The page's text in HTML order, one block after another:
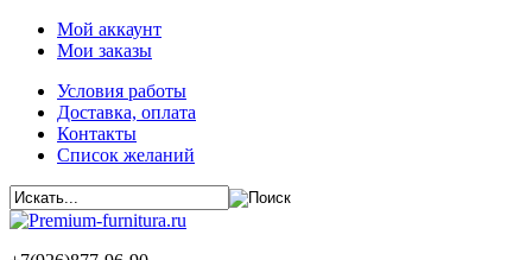
Мой аккаунт
Мои заказы
Условия работы
Доставка, оплата
Контакты
Список желаний